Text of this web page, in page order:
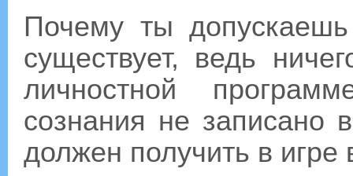
Почему ты
существует, ведь
личностной
сознания не записано
должен получить в игре